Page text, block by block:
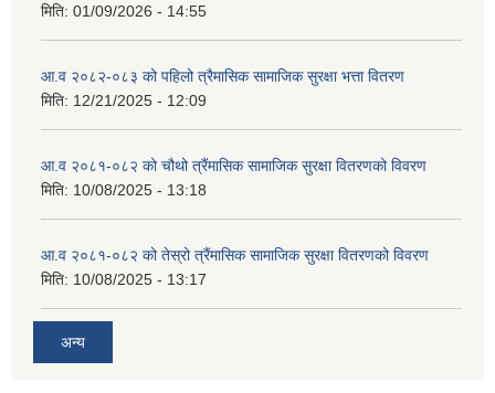
मिति: 01/09/2026 - 14:55
आ.व २०८२-०८३ को पहिलो त्रैमासिक सामाजिक सुरक्षा भत्ता वितरण
मिति: 12/21/2025 - 12:09
आ.व २०८१-०८२ को चौथो त्रैंमासिक सामाजिक सुरक्षा वितरणको विवरण
मिति: 10/08/2025 - 13:18
आ.व २०८१-०८२ को तेस्रो त्रैंमासिक सामाजिक सुरक्षा वितरणको विवरण
मिति: 10/08/2025 - 13:17
अन्य